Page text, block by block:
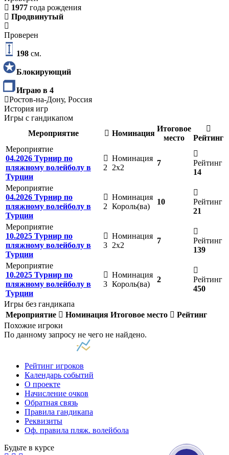
1977 года рождения
Продвинутый
Проверен
198 см.
Блокирующий
Играю в 4
Ростов-на-Дону, Россия
История игр
Игры с гандикапом
Мероприятие
Номинация
Итоговое
место
Рейтинг
Мероприятие
04.2026 Турнир по
пляжному волейболу в
Турции
2
Номинация
2х2
7
Рейтинг
14
Мероприятие
04.2026 Турнир по
пляжному волейболу в
Турции
2
Номинация
Король(ва)
10
Рейтинг
21
Мероприятие
10.2025 Турнир по
пляжному волейболу в
Турции
3
Номинация
2х2
7
Рейтинг
139
Мероприятие
10.2025 Турнир по
пляжному волейболу в
Турции
3
Номинация
Король(ва)
2
Рейтинг
450
Игры без гандикапа
Мероприятие
Номинация Итоговое место
Рейтинг
Похожие игроки
По данному запросу не чего не найдено.
Рейтинг игроков
Календарь событий
О проекте
Начисление очков
Обратная связь
Правила гандикапа
Реквизиты
Оф. правила пляж. волейбола
Будьте в курсе